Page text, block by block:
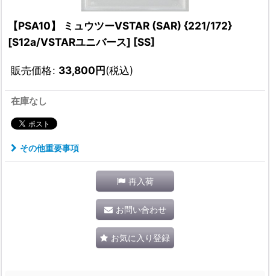
【PSA10】 ミュウツーVSTAR (SAR) {221/172}
[S12a/VSTARユニバース] [SS]
販売価格: 33,800円(税込)
在庫なし
その他重要事項
再入荷
お問い合わせ
お気に入り登録